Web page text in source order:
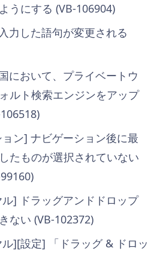
うにする (VB-106904)
力した語句が変更される
において、プライベートウ
ルト検索エンジンをアップ
ン] ナビゲーション後に最
たものが選択されていない
] ドラッグアンドドロップ
ない (VB-102372)
][設定] 「ドラッグ & ドロッ